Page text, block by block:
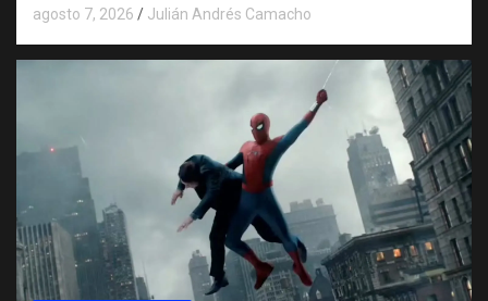
agosto 7, 2026 Julián Andrés Camacho